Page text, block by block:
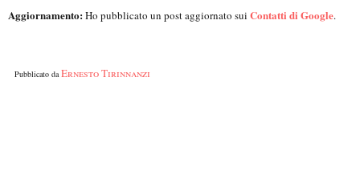
Aggiornamento: Ho pubblicato un post aggiornato sui Contatti di Google.
Pubblicato daErnesto Tirinnanzi